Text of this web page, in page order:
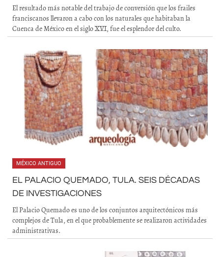
El resultado más notable del trabajo de conversión que los frailes
franciscanos llevaron a cabo con los naturales que habitaban la
Cuenca de México en el siglo XVI, fue el esplendor del culto.
MÉXICO ANTIGUO
EL PALACIO QUEMADO, TULA. SEIS DÉCADAS
DE INVESTIGACIONES
El Palacio Quemado es uno de los conjuntos arquitectónicos más
complejos de Tula, en el que probablemente se realizaron actividades
administrativas.